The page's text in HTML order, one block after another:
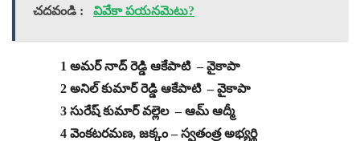
చదవండి : వివేకా పయనమెటు?
1 అమర్ నాద్ రెడ్డి ఆకేపాటి – వైకాపా
2 అనిల్ కుమార్ రెడ్డి ఆకేపాటి – వైకాపా
3 సురేష్ కుమార్ వల్లెల – ఆమ్ ఆద్మీ
4 వెంకటరమణ, జక్కం – స్వతంత్ర అభ్యర్థి